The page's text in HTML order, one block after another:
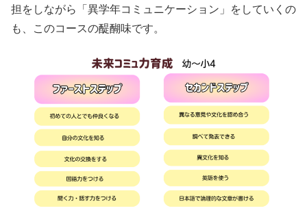
担をしながら「異学年コミュニケーション」をしていくの
も、このコースの醍醐味です。